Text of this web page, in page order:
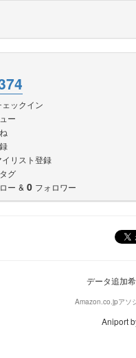
ェックイン
ー
イリスト登録
グ
ー & 0 フォロワー
データ追加
Amazon.co.jpアソ
Aniport